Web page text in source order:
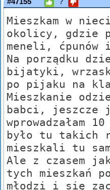
Mieszkam w
okolicy, gdzie
meneli, ćpunów
Na porządku
bijatyki,
po pijaku na
Mieszkanie
babci, jeszcze
wprowadzałam
było tu takich
mieszkali tu
Ale z czasem
tych mieszkań
młodzi i się